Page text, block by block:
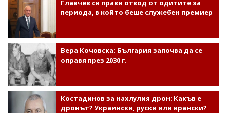
Главчев си прави отвод от одитите за
периода, в който беше служебен премиер
Вера Кочовска: България започва да се
оправя през 2030 г.
Костадинов за нахлулия дрон: Какъв е
дронът? Украински, руски или ирански?